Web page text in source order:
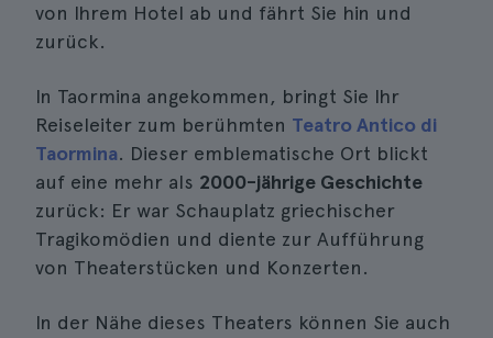
von Ihrem Hotel ab und fährt Sie hin und
zurück.
In Taormina angekommen, bringt Sie Ihr
Reiseleiter zum berühmten Teatro Antico di
Taormina. Dieser emblematische Ort blickt
auf eine mehr als 2000-jährige Geschichte
zurück: Er war Schauplatz griechischer
Tragikomödien und diente zur Aufführung
von Theaterstücken und Konzerten.
In der Nähe dieses Theaters können Sie auch